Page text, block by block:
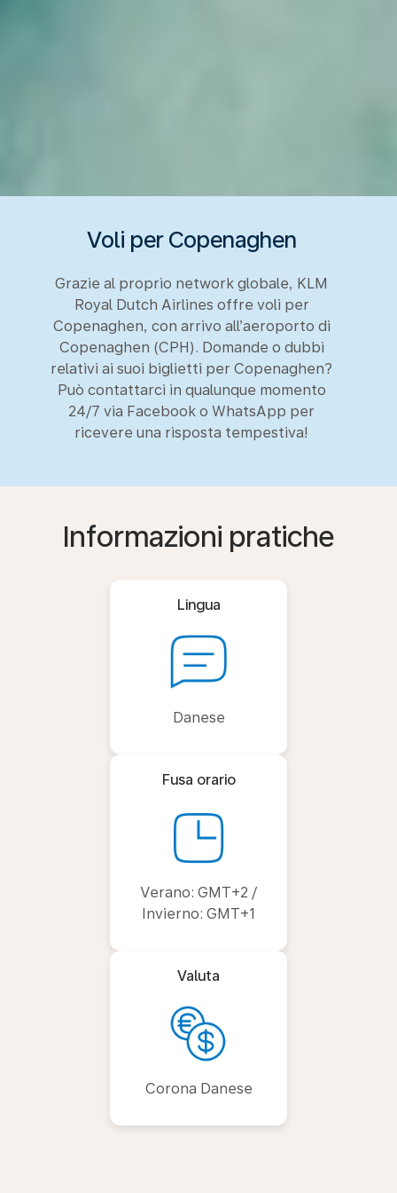
Voli per Copenaghen
Grazie al proprio network globale, KLM
Royal Dutch Airlines offre voli per
Copenaghen, con arrivo all’aeroporto di
Copenaghen (CPH). Domande o dubbi
relativi ai suoi biglietti per Copenaghen?
Può contattarci in qualunque momento
24/7 via Facebook o WhatsApp per
ricevere una risposta tempestiva!
Informazioni pratiche
Lingua
Danese
Fusa orario
Verano: GMT+2 /
Invierno: GMT+1
Valuta
Corona Danese